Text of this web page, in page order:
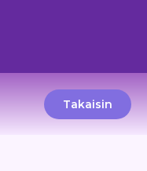
Takaisin